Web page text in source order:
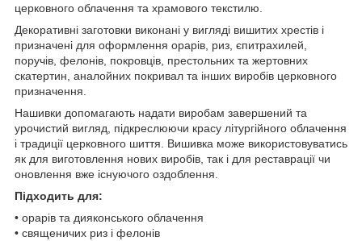
церковного облачення та храмового текстилю.
Декоративні заготовки виконані у вигляді вишитих хрестів і
призначені для оформлення орарів, риз, єпитрахилей,
поручів, фелонів, покровців, престольних та жертовних
скатертин, аналойних покривал та інших виробів церковного
призначення.
Нашивки допомагають надати виробам завершений та
урочистий вигляд, підкреслюючи красу літургійного облачення
і традиції церковного шиття. Вишивка може використовуватись
як для виготовлення нових виробів, так і для реставрації чи
оновлення вже існуючого оздоблення.
Підходить для:
• орарів та дияконського облачення
• священичих риз і фелонів